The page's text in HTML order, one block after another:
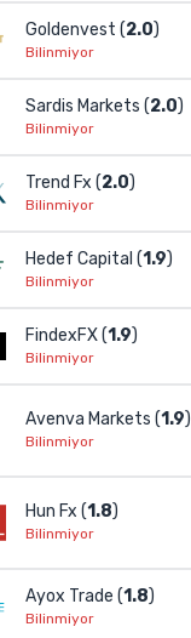
Goldenvest (2.0)
Bilinmiyor
Sardis Markets (2.0)
Bilinmiyor
Trend Fx (2.0)
Bilinmiyor
Hedef Capital (1.9)
Bilinmiyor
FindexFX (1.9)
Bilinmiyor
Avenva Markets (1.9)
Bilinmiyor
Hun Fx (1.8)
Bilinmiyor
Ayox Trade (1.8)
Bilinmiyor